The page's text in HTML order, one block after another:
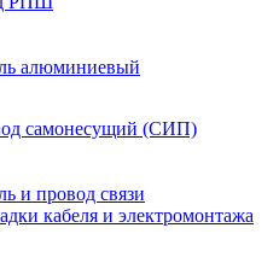
алюминиевый
самонесущий (СИП)
и провод связи
кабеля и электромонтажа